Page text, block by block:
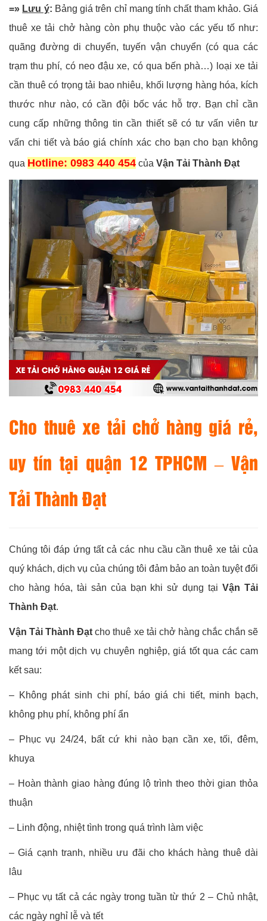
=» Lưu ý: Bảng giá trên chỉ mang tính chất tham khảo. Giá
thuê xe tải chở hàng còn phụ thuộc vào các yếu tố như:
quãng đường di chuyển, tuyến vận chuyển (có qua các
trạm thu phí, có neo đậu xe, có qua bến phà…) loại xe tải
cần thuê có trọng tải bao nhiêu, khối lượng hàng hóa, kích
thước như nào, có cần đội bốc vác hỗ trợ. Bạn chỉ cần
cung cấp những thông tin cần thiết sẽ có tư vấn viên tư
vấn chi tiết và báo giá chính xác cho bạn cho bạn không
qua Hotline: 0983 440 454 của Vận Tải Thành Đạt
Cho thuê xe tải chở hàng giá rẻ,
uy tín tại quận 12 TPHCM – Vận
Tải Thành Đạt
Chúng tôi đáp ứng tất cả các nhu cầu cần thuê xe tải của
quý khách, dịch vụ của chúng tôi đảm bảo an toàn tuyệt đối
cho hàng hóa, tài sản của bạn khi sử dụng tạiVận Tải
Thành Đạt.
Vận Tải Thành Đạtcho thuê xe tải chở hàng chắc chắn sẽ
mang tới một dịch vụ chuyên nghiệp, giá tốt qua các cam
kết sau:
– Không phát sinh chi phí, báo giá chi tiết, minh bạch,
không phụ phí, không phí ẩn
– Phục vụ 24/24, bất cứ khi nào bạn cần xe, tối, đêm,
khuya
– Hoàn thành giao hàng đúng lộ trình theo thời gian thỏa
thuận
– Linh động, nhiệt tình trong quá trình làm việc
– Giá cạnh tranh, nhiều ưu đãi cho khách hàng thuê dài
lâu
– Phục vụ tất cả các ngày trong tuần từ thứ 2 – Chủ nhật,
các ngày nghỉ lễ và tết